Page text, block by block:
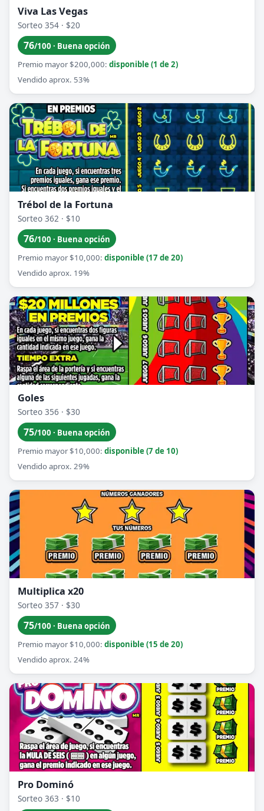
Viva Las Vegas
Sorteo 354 · $20
76/100 · Buena opción
Premio mayor $200,000: disponible (1 de 2)
Vendido aprox. 53%
Trébol de la Fortuna
Sorteo 362 · $10
76/100 · Buena opción
Premio mayor $10,000: disponible (17 de 20)
Vendido aprox. 19%
Goles
Sorteo 356 · $30
75/100 · Buena opción
Premio mayor $10,000: disponible (7 de 10)
Vendido aprox. 29%
Multiplica x20
Sorteo 357 · $30
75/100 · Buena opción
Premio mayor $10,000: disponible (15 de 20)
Vendido aprox. 24%
Pro Dominó
Sorteo 363 · $10